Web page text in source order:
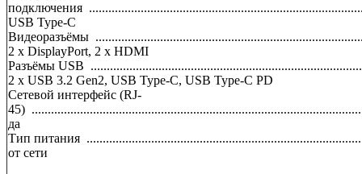
подключения
USB Type-C
Видеоразъёмы
2 x DisplayPort, 2 x HDMI
Разъёмы USB
2 x USB 3.2 Gen2, USB Type-C, USB Type-C PD
Сетевой интерфейс (RJ-
45)
да
Тип питания
от сети